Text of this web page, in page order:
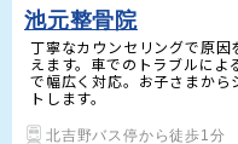
池元整骨院
丁寧なカウンセリングで原
えます。車でのトラブルに
で幅広く対応。お子さまか
トします。